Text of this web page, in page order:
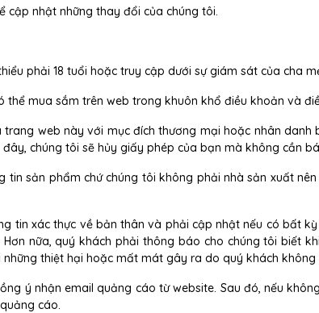
cập nhật những thay đổi của chúng tôi.
phải 18 tuổi hoặc truy cập dưới sự giám sát của cha
thể mua sắm trên web trong khuôn khổ điều khoản và
web này với mục đích thương mại hoặc nhân
chúng tôi sẽ hủy giấy phép của bạn mà không cần
sản phẩm chứ chúng tôi không phải nhà sản xuất
tin xác thực về bản thân và phải cập nhật nếu có bất
nữa, quý khách phải thông báo cho chúng tôi biết
thiệt hại hoặc mất mát gây ra do quý khách không
ý nhận email quảng cáo từ website. Sau đó, nếu
cáo.